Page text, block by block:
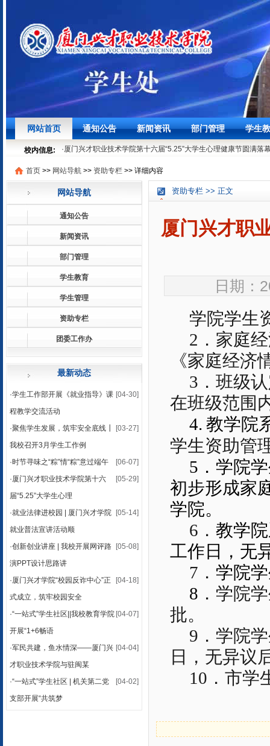
网站首页 通知公告 新闻资讯 部门管理 学生
校内信息:
聚焦学生发展，筑牢安全底线┃我校召开3月学生工作例会03-27
·厦门兴才职业技术学院第十六届“5.25”大学生心理健康节圆满落
·就业法律进校园 | 厦门兴才学院就业普法宣讲活动顺利开展
聚焦学生发展，筑牢安全底线┃我校召开3月学生工作例会
·时节寻味之“粽”情“粽”意过端午06-07
05-29
·就业法律进校园 | 厦门兴才学院就业普法宣讲活动顺利开展05-
首页 >> 网站导航 >> 资助专栏 >> 详细内容
网站导航
通知公告
新闻资讯
部门管理
学生教育
学生管理
资助专栏
团委工作办
最新动态
[04-30]
·学生工作部开展《就业指导》课
程教学交流活动
[03-27]
·聚焦学生发展，筑牢安全底线┃
我校召开3月学生工作例
[06-07]
·时节寻味之“粽”情“粽”意过端午
[05-29]
·厦门兴才职业技术学院第十六
届“5.25”大学生心理
[05-14]
·就业法律进校园 | 厦门兴才学院
就业普法宣讲活动顺
[05-08]
·创新创业讲座 | 我校开展网评路
演PPT设计思路讲
[04-18]
·厦门兴才学院“校园反诈中心”正
式成立，筑牢校园安全
[04-07]
·“一站式”学生社区||我校教育学院
开展“1+6畅语
[04-04]
·军民共建，鱼水情深——厦门兴
才职业技术学院与驻闽某
[04-02]
·“一站式”学生社区 | 机关第二党
支部开展“共筑梦
资助专栏 >> 正文
厦门兴才职
日期：
学院学生
2 ．家庭
《家庭经济
3 ．班级
在班级范围
4. 教学院
学生资助管
5 ．学院
初步形成家
学院。
6 ． 教学
工作日，无
7 ． 学院
8 ．学院
批。
9 ．学院
日，无异议
10 ．市